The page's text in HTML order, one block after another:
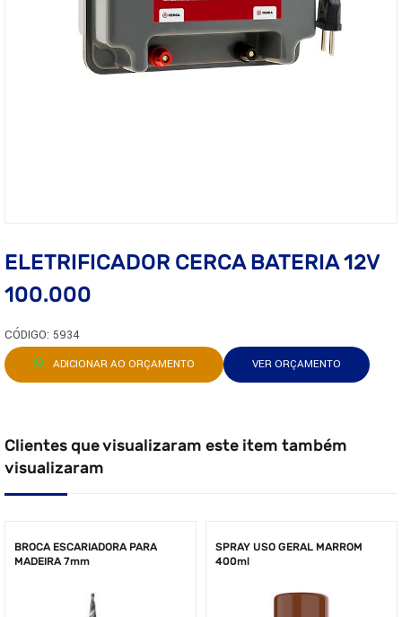
ELETRIFICADOR CERCA BATERIA 12V
100.000
CÓDIGO: 5934
ADICIONAR AO ORÇAMENTO VER ORÇAMENTO
Clientes que visualizaram este item também
visualizaram
BROCA ESCARIADORA PARA
MADEIRA 7mm
SPRAY USO GERAL MARROM
400ml